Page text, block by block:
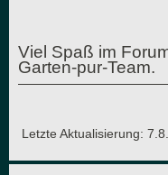
Viel Spaß im
Garten-pur-Team.
Letzte Aktualisierung: